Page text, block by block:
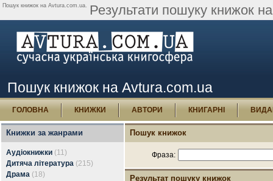
Пошук книжок на Avtura.com.ua. Результати пошуку книжок
Пошук книжок на Avtura.com.ua
ГОЛОВНА КНИЖКИ АВТОРИ КНИГАРНІ
Книжки за жанрами
Аудіокнижки (11)
Дитяча література (215)
Драма (18)
Пошук книжок
Фраза:
Результат пошуку книжок